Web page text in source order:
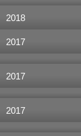
2018
2017
2017
2017